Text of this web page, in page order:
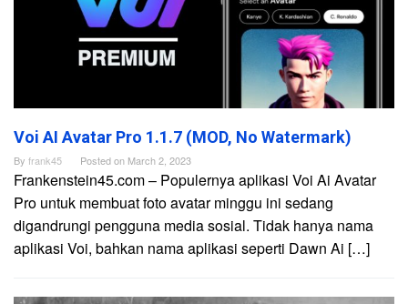
Voi AI Avatar Pro 1.1.7 (MOD, No Watermark)
By frank45 Posted on March 2, 2023
Frankenstein45.com – Populernya aplikasi Voi Ai Avatar
Pro untuk membuat foto avatar minggu ini sedang
digandrungi pengguna media sosial. Tidak hanya nama
aplikasi Voi, bahkan nama aplikasi seperti Dawn Ai […]